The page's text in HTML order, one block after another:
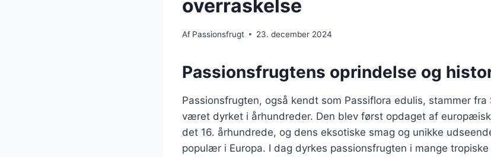
overraskelse
Af Passionsfrugt 23. december 2024
Passionsfrugtens oprindelse og
Passionsfrugten, også kendt som Passiflora edulis, stammer
været dyrket i århundreder. Den blev først opdaget af
det 16. århundrede, og dens eksotiske smag og unikke
populær i Europa. I dag dyrkes passionsfrugten i mange